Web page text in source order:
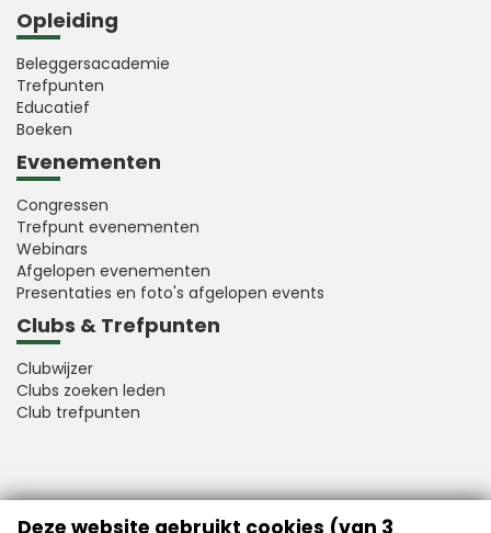
Opleiding
Beleggersacademie
Trefpunten
Educatief
Boeken
Evenementen
Congressen
Trefpunt evenementen
Webinars
Afgelopen evenementen
Presentaties en foto's afgelopen events
Clubs & Trefpunten
Clubwijzer
Clubs zoeken leden
Club trefpunten
VFB is a member of Better Finance
Deze website gebruikt cookies (van 3